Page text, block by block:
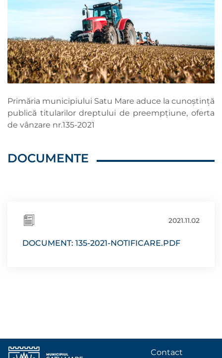
Primăria municipiului Satu Mare aduce la cunoștință
publică titularilor dreptului de preempțiune, oferta
de vânzare nr.135-2021
DOCUMENTE
2021.11.02
DOCUMENT: 135-2021-NOTIFICARE.PDF
Contact